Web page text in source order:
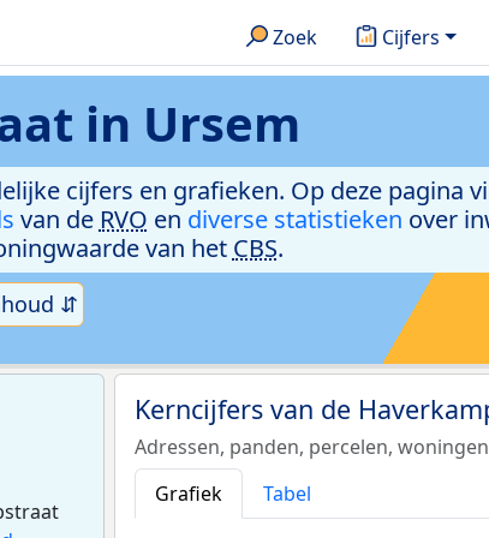
Zoek Cijfers
in Ursem
cijfers en grafieken. Op deze pagina
van de RVO en diverse statistieken over
van het CBS.
⇵
Kerncijfers van de
Adressen, panden, percelen,
Grafiek
Tabel